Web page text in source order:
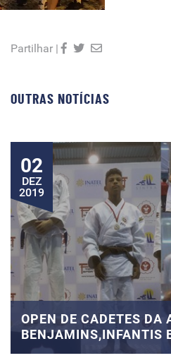
Partilhar |
OUTRAS NOTÍCIAS
02
DEZ
2019
OPEN DE CADETES DA
BENJAMINS,INFANTIS
A.D.J.L.